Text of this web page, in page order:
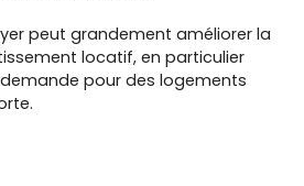
peut grandement améliorer la
locatif, en particulier
pour des logements